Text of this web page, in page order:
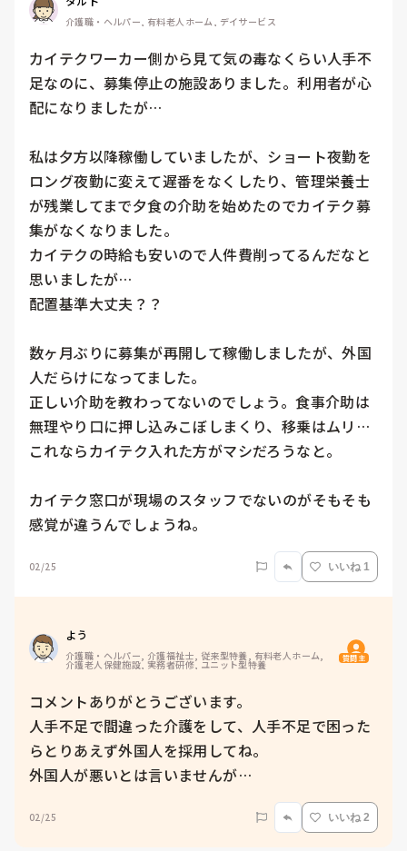
介護職・ヘルパー, 有料老人ホーム, デイサービス
カイテクワーカー側から見て気の毒なくらい人手不
足なのに、募集停止の施設ありました。利用者が心
配になりましたが…
私は夕方以降稼働していましたが、ショート夜勤を
ロング夜勤に変えて遅番をなくしたり、管理栄養士
が残業してまで夕食の介助を始めたのでカイテク募
集がなくなりました。
カイテクの時給も安いので人件費削ってるんだなと
思いましたが…
配置基準大丈夫？？
数ヶ月ぶりに募集が再開して稼働しましたが、外国
人だらけになってました。
正しい介助を教わってないのでしょう。食事介助は
無理やり口に押し込みこぼしまくり、移乗はムリ…
これならカイテク入れた方がマシだろうなと。
カイテク窓口が現場のスタッフでないのがそもそも
感覚が違うんでしょうね。
02/25 いいね 1
よう
介護職・ヘルパー, 介護福祉士, 従来型特養, 有料老人ホーム,
介護老人保健施設, 実務者研修, ユニット型特養 質問主
コメントありがとうございます。
人手不足で間違った介護をして、人手不足で困った
らとりあえず外国人を採用してね。
外国人が悪いとは言いませんが…
02/25 いいね 2